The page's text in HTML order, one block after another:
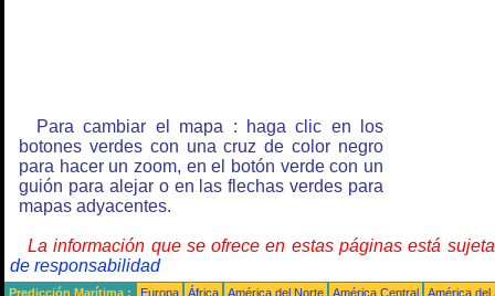
Para cambiar el mapa : haga clic en los
botones verdes con una cruz de color negro
para hacer un zoom, en el botón verde con un
guión para alejar o en las flechas verdes para
mapas adyacentes.
La información que se ofrece en estas páginas está
de responsabilidad
Predicción Marítima : Europa África América del Norte América Central
América del